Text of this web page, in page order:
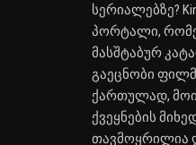
სერიალებზე?
პორტალი,
მასშტაბურ
გაეცნობი
ქართულად,
ქვეყნების
თავმოყრილია